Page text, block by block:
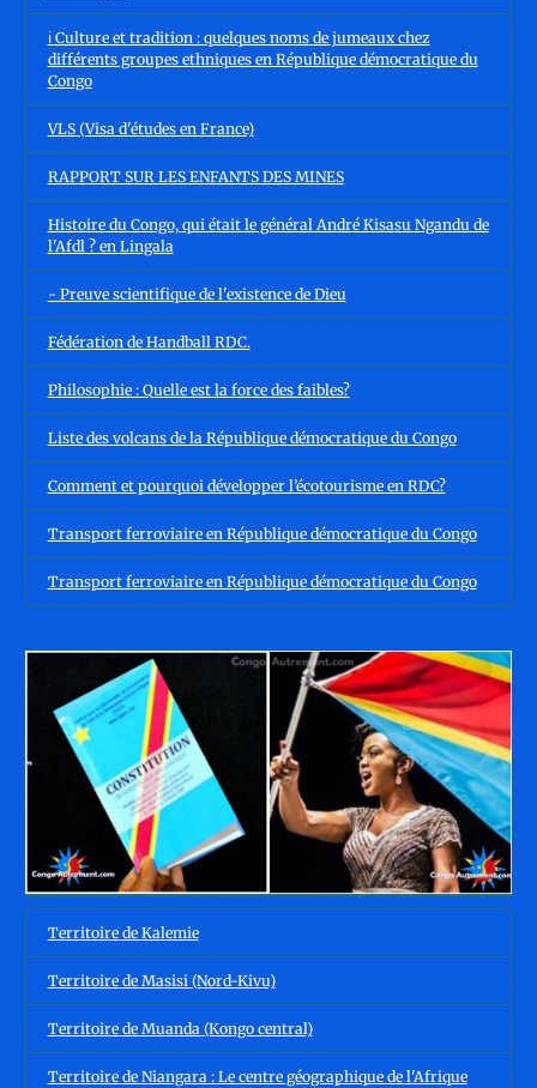
ℹ️ Culture et tradition : quelques noms de jumeaux chez
différents groupes ethniques en République démocratique du
Congo
VLS (Visa d'études en France)
RAPPORT SUR LES ENFANTS DES MINES
Histoire du Congo, qui était le général André Kisasu Ngandu de
l'Afdl ? en Lingala
- Preuve scientifique de l'existence de Dieu
Fédération de Handball RDC.
Philosophie : Quelle est la force des faibles?
Liste des volcans de la République démocratique du Congo
Comment et pourquoi développer l’écotourisme en RDC?
Transport ferroviaire en République démocratique du Congo
Transport ferroviaire en République démocratique du Congo
Territoire de Kalemie
Territoire de Masisi (Nord-Kivu)
Territoire de Muanda (Kongo central)
Territoire de Niangara : Le centre géographique de l'Afrique